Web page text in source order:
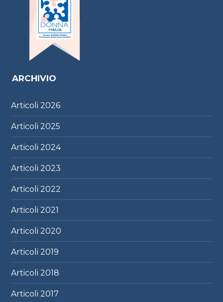
ARCHIVIO
Articoli2026
Articoli2025
Articoli2024
Articoli2023
Articoli2022
Articoli2021
Articoli2020
Articoli2019
Articoli2018
Articoli2017